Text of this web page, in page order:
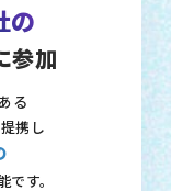
の
参加
る
携し
です。